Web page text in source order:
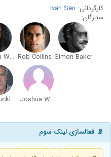
کارگردانی: Ivan Sen
ستارگان:
Simon Baker
Rob Collins
Natasha Wanganeen
Joshua Warrior
Nick Buckland
📡 فعالسازی لینک سوم